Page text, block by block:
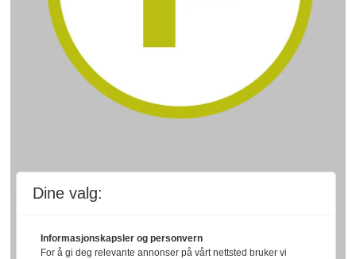
Dine valg:
Informasjonskapsler og personvern
For å gi deg relevante annonser på vårt nettsted bruker vi